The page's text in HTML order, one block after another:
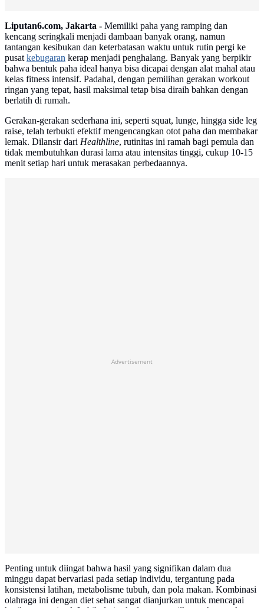
Liputan6.com, Jakarta - Memiliki paha yang ramping dan
kencang seringkali menjadi dambaan banyak orang, namun
tantangan kesibukan dan keterbatasan waktu untuk rutin pergi ke
pusatkebugaran kerap menjadi penghalang. Banyak yang berpikir
bahwa bentuk paha ideal hanya bisa dicapai dengan alat mahal atau
kelas fitness intensif. Padahal, dengan pemilihan gerakan workout
ringan yang tepat, hasil maksimal tetap bisa diraih bahkan dengan
berlatih di rumah.
Gerakan-gerakan sederhana ini, seperti squat, lunge, hingga side leg
raise, telah terbukti efektif mengencangkan otot paha dan membakar
lemak. Dilansir dari Healthline, rutinitas ini ramah bagi pemula dan
tidak membutuhkan durasi lama atau intensitas tinggi, cukup 10-15
menit setiap hari untuk merasakan perbedaannya.
Advertisement
Penting untuk diingat bahwa hasil yang signifikan dalam dua
minggu dapat bervariasi pada setiap individu, tergantung pada
konsistensi latihan, metabolisme tubuh, dan pola makan. Kombinasi
olahraga ini dengan diet sehat sangat dianjurkan untuk mencapai